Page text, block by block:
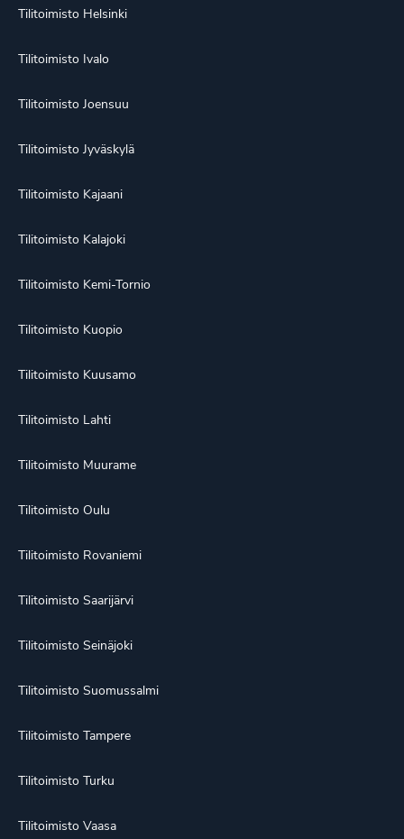
Tilitoimisto Helsinki
Tilitoimisto Ivalo
Tilitoimisto Joensuu
Tilitoimisto Jyväskylä
Tilitoimisto Kajaani
Tilitoimisto Kalajoki
Tilitoimisto Kemi-Tornio
Tilitoimisto Kuopio
Tilitoimisto Kuusamo
Tilitoimisto Lahti
Tilitoimisto Muurame
Tilitoimisto Oulu
Tilitoimisto Rovaniemi
Tilitoimisto Saarijärvi
Tilitoimisto Seinäjoki
Tilitoimisto Suomussalmi
Tilitoimisto Tampere
Tilitoimisto Turku
Tilitoimisto Vaasa